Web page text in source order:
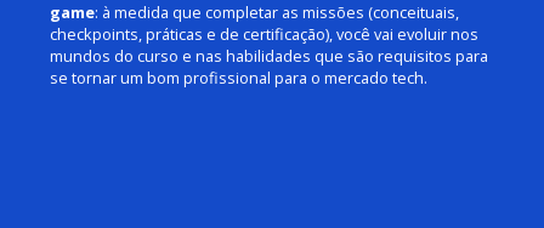
game: à medida que completar as missões (conceituais,
checkpoints, práticas e de certificação), você vai evoluir nos
mundos do curso e nas habilidades que são requisitos para
se tornar um bom profissional para o mercado tech.